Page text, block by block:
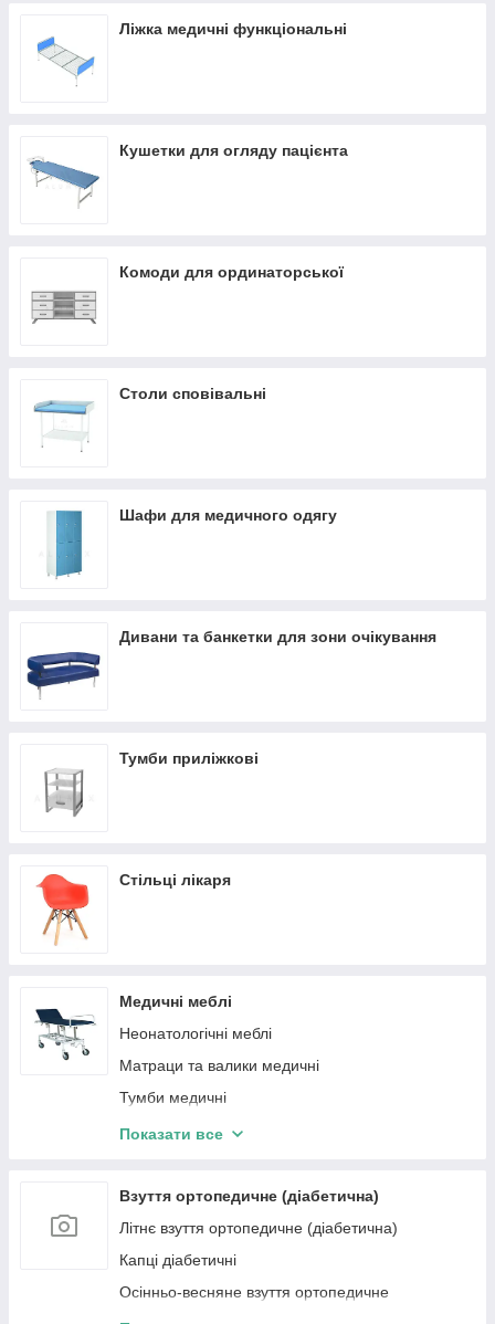
Ліжка медичні функціональні
Кушетки для огляду пацієнта
Комоди для ординаторської
Столи сповівальні
Шафи для медичного одягу
Дивани та банкетки для зони очікування
Тумби приліжкові
Стільці лікаря
Медичні меблі
Неонатологічні меблі
Матраци та валики медичні
Тумби медичні
Візки для перевезення
Підставки та стійки медичні
Ширми медичні
Столи медичні
Столи масажні
Показати все
Взуття ортопедичне (діабетична)
Літнє взуття ортопедичне (діабетична)
Капці діабетичні
Осінньо-весняне взуття ортопедичне